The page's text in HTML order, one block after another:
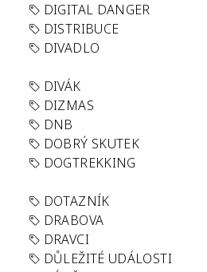
DIGITAL DANGER
DISTRIBUCE
DIVADLO
DIVÁK
DIZMAS
DNB
DOBRÝ SKUTEK
DOGTREKKING
DOTAZNÍK
DRABOVA
DRAVCI
DŮLEŽITÉ UDÁLOSTI